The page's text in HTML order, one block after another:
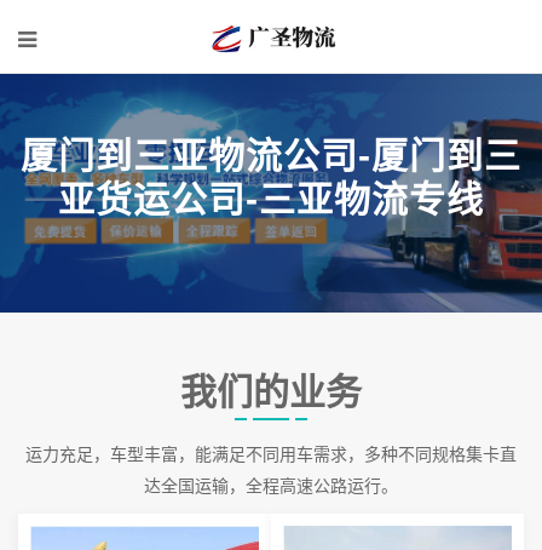
厦门到三亚物流公司-厦门到三
亚货运公司-三亚物流专线
我们的业务
运力充足，车型丰富，能满足不同用车需求，多种不同规格集卡直
达全国运输，全程高速公路运行。